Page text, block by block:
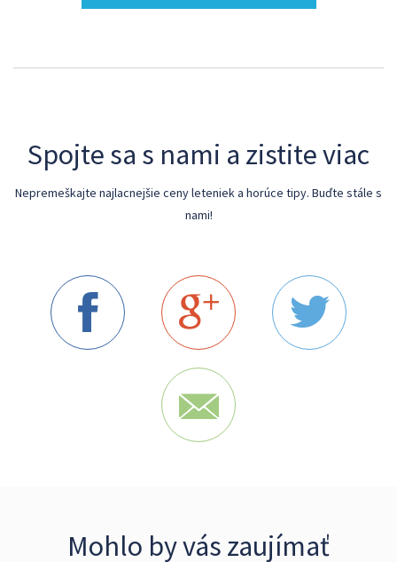
Spojte sa s nami a zistite viac
Nepremeškajte najlacnejšie ceny leteniek a horúce tipy. Buďte stále s
nami!
Mohlo by vás zaujímať